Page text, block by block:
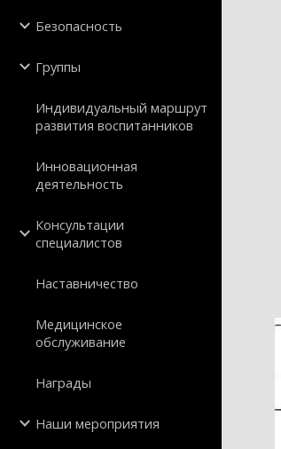
Безопасность
Группы
Индивидуальный маршрут
развития воспитанников
Инновационная
деятельность
Консультации
специалистов
Наставничество
Медицинское
обслуживание
Награды
Наши мероприятия